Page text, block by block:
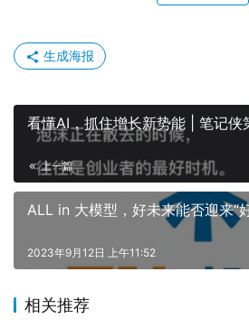
生成海报
看懂AI，抓住增长新势能 | 笔记侠
上一篇
ALL in 大模型，好未来能否迎来“
2023年9月12日 上午11:52
相关推荐